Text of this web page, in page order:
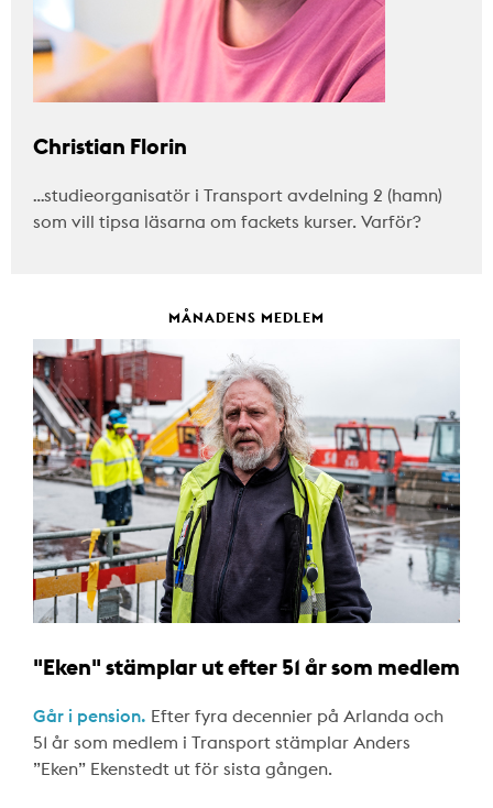
Christian Florin
…studieorganisatör i Transport avdelning 2 (hamn)
som vill tipsa läsarna om fackets kurser. Varför?
MÅNADENS MEDLEM
"Eken" stämplar ut efter 51 år som medlem
Går i pension. Efter fyra decennier på Arlanda och
51 år som medlem i Transport stämplar Anders
”Eken” Ekenstedt ut för sista gången.